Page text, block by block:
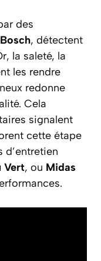
des
Bosch, détectent
la saleté, la
les rendre
redonne
Cela
signalent
cette étape
d’entretien
Vert, ou Midas